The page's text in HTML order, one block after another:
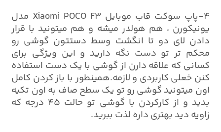
4-پاپ سوکت قاب موبایل Xiaomi POCO F3 مدل
یونیکورن ، هم هولدر میشه و هم میتونید با قرار
دادن لای دو تا انگشت وسط دستتون گوشی رو
محکم تر تو دست نگه دارید و این ویژگی برای
کسانی که علاقه دارن از گوشی با یک دست استفاده
کنن خعلی کاربردی و لازمه.همینطور با باز کردن کامل
اون میتونید گوشی رو تو یک سطح صاف به اون تکیه
بدید و از کارکردن با گوشی تو حالت 45 درجه که
زاویه دید بهتری داره لذت ببرید.